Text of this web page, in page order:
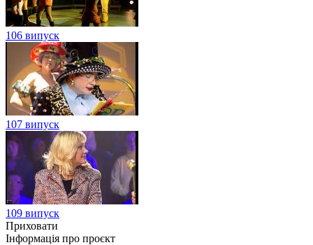
106 випуск
107 випуск
109 випуск
Приховати
Інформація про проєкт